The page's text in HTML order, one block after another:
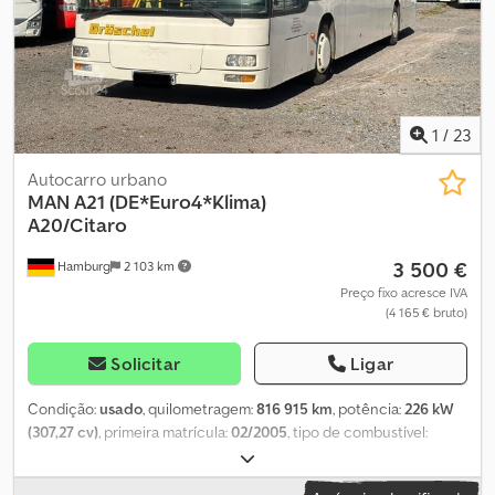
1 / 23
Hamburg 2 103 km
Autocarro urbano
MAN A21 (DE*Euro4*Klima)
A20/Citaro
3 500 €
Preço fixo acresce IVA
(4 165 € bruto)
Solicitar Ligar
Condição:usado, quilometragem:816 915 km, potência:226 kW
(307,27 cv), primeira matrícula:02/2005, tipo de combustível:
, tipo de engrenagem:
classe de emissão:Euro 4, cor:branco, travões:retardador, Ano